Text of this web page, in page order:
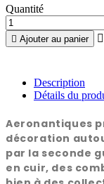
Quantité
 Ajouter au panier 
Description
Détails du
Aeronantiques
décoration
par la seconde
en cuir, des